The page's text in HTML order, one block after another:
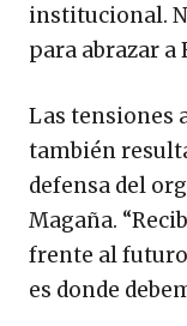
institucional.
para abrazar a
Las tensiones
también
defensa del
Magaña.
frente al
es donde